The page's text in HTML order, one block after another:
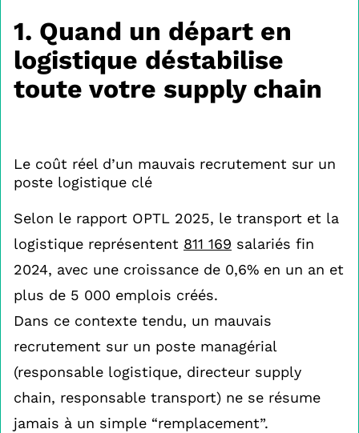
1. Quand un départ en
logistique déstabilise
toute votre supply chain
Le coût réel d’un mauvais recrutement sur un
poste logistique clé
Selon le rapport OPTL 2025, le transport et la
logistique représentent 811 169 salariés fin
2024, avec une croissance de 0,6% en un an et
plus de 5 000 emplois créés.
Dans ce contexte tendu, un mauvais
recrutement sur un poste managérial
(responsable logistique, directeur supply
chain, responsable transport) ne se résume
jamais à un simple “remplacement”.